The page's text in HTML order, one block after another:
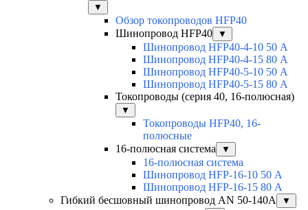
▼
Обзор токопроводов HFP40
Шинопровод HFP40
▼
Шинопровод HFP40-4-10 50 А
Шинопровод HFP40-4-15 80 А
Шинопровод HFP40-5-10 50 А
Шинопровод HFP40-5-15 80 А
Токопроводы (серия 40, 16-полюсная)
▼
Токопроводы HFP40, 16-
полюсные
16-полюсная система
▼
16-полюсная система
Шинопровод HFP-16-10 50 А
Шинопровод HFP-16-15 80 А
Гибкий бесшовный шинопровод AN 50-140А
▼